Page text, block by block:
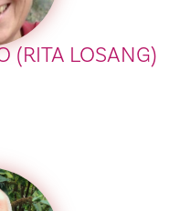
(RITA LOSANG)